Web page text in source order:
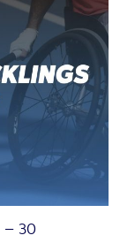
– 30